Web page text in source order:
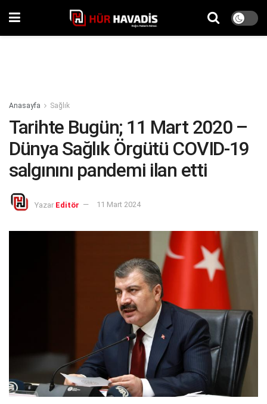
Anasayfa Sağlık
Tarihte Bugün; 11 Mart 2020 –
Dünya Sağlık Örgütü COVID-19
salgınını pandemi ilan etti
Yazar Editör 11 Mart 2024